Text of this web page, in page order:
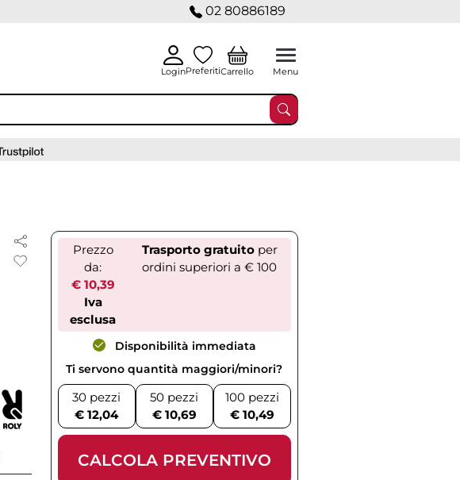
02 80886189
LoginPreferitiCarrello Menu
Prezzo
da:
€ 10,39
Iva
esclusa
Trasporto gratuitoper
ordini superiori a € 100
Disponibilità immediata
Ti servono quantità maggiori/minori?
30 pezzi
€ 12,04
50 pezzi
€ 10,69
100 pezzi
€ 10,49
CALCOLA PREVENTIVO